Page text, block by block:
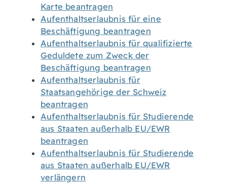
Karte beantragen
Aufenthaltserlaubnis für eine
Beschäftigung beantragen
Aufenthaltserlaubnis für qualifizierte
Geduldete zum Zweck der
Beschäftigung beantragen
Aufenthaltserlaubnis für
Staatsangehörige der Schweiz
beantragen
Aufenthaltserlaubnis für Studierende
aus Staaten außerhalb EU/EWR
beantragen
Aufenthaltserlaubnis für Studierende
aus Staaten außerhalb EU/EWR
verlängern